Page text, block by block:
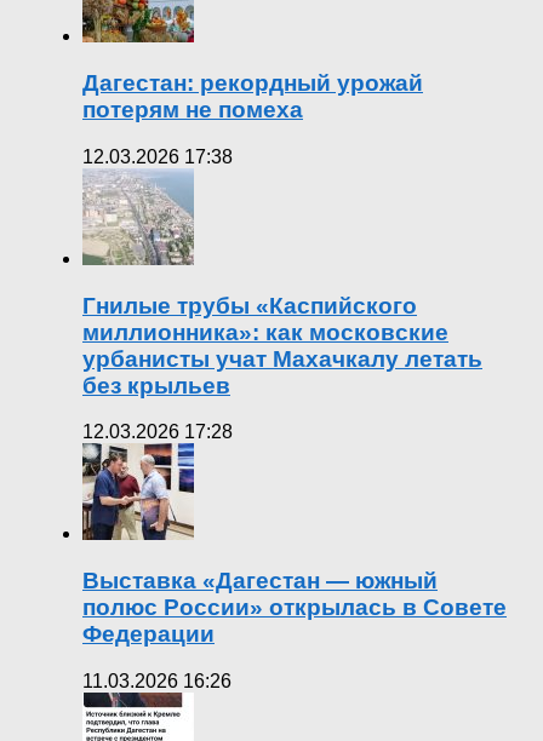
Дагестан: рекордный урожай
потерям не помеха
12.03.2026 17:38
Гнилые трубы «Каспийского
миллионника»: как московские
урбанисты учат Махачкалу летать
без крыльев
12.03.2026 17:28
Выставка «Дагестан — южный
полюс России» открылась в Совете
Федерации
11.03.2026 16:26